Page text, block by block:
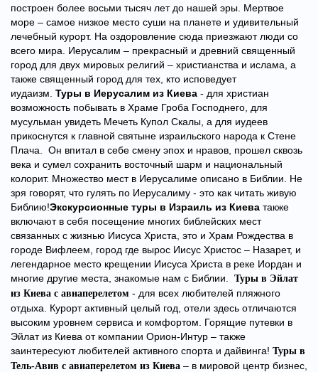
построен более восьми тысяч лет до нашей эры. Мертвое
море – самое низкое место суши на планете и удивительный
лечебный курорт. На оздоровление сюда приезжают люди со
всего мира. Иерусалим – прекрасный и древний священный
город для двух мировых религий – христианства и ислама, а
также священный город для тех, кто исповедует
иудаизм. Туры в Иерусалим из Киева - для христиан
возможность побывать в Храме Гроба Господнего, для
мусульман увидеть Мечеть Купол Скалы, а для иудеев
прикоснутся к главной святыне израильского народа к Стене
Плача. Он впитал в себе смену эпох и нравов, прошел сквозь
века и сумел сохранить восточный шарм и национальный
колорит. Множество мест в Иерусалиме описано в Библии. Не
зря говорят, что гулять по Иерусалиму - это как читать живую
Библию!Экскурсионные туры в Израиль из Киева также
включают в себя посещение многих библейских мест
связанных с жизнью Иисуса Христа, это и Храм Рождества в
городе Вифлеем, город где вырос Иисус Христос – Назарет, и
легендарное место крещении Иисуса Христа в реке Иордан и
многие другие места, знакомые нам с Библии. Туры в Эйлат
из Киева с авиаперелетом - для всех любителей пляжного
отдыха. Курорт активный целый год, отели здесь отличаются
высоким уровнем сервиса и комфортом. Горящие путевки в
Эйлат из Киева от компании Орион-Интур – также
заинтересуют любителей активного спорта и дайвинга! Туры в
Тель-Авив с авиаперелетом из Киева – в мировой центр бизнес,